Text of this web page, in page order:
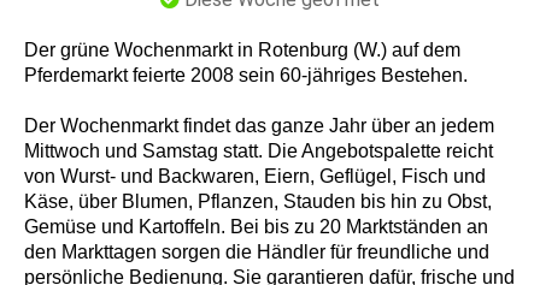
Der grüne Wochenmarkt in Rotenburg (W.) auf dem
Pferdemarkt feierte 2008 sein 60-jähriges Bestehen.
Der Wochenmarkt findet das ganze Jahr über an jedem
Mittwoch und Samstag statt. Die Angebotspalette reicht
von Wurst- und Backwaren, Eiern, Geflügel, Fisch und
Käse, über Blumen, Pflanzen, Stauden bis hin zu Obst,
Gemüse und Kartoffeln. Bei bis zu 20 Marktständen an
den Markttagen sorgen die Händler für freundliche und
persönliche Bedienung. Sie garantieren dafür, frische und